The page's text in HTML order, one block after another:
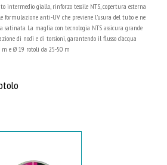
intermedio giallo, rinforzo tessile NTS, copertura esterna
formulazione anti-UV che previene l’usura del tubo e ne
La maglia con tecnologia NTS assicura grande
di nodi e di torsioni, garantendo il flusso d'acqua
m e Ø 19 rotoli da 25-50 m